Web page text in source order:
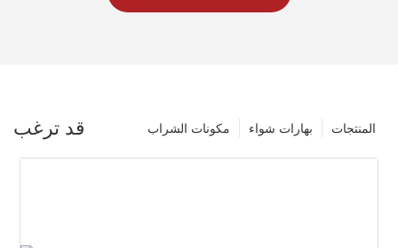
قد ترغب المنتجات بهارات شواء مكونات الشراب